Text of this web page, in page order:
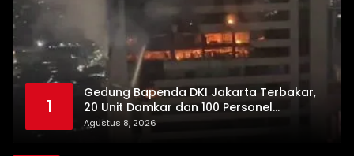
1
Gedung Bapenda DKI Jakarta Terbakar,
20 Unit Damkar dan 100 Personel
Dikerahkan
Agustus 8, 2026